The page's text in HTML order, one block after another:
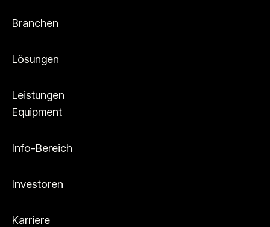
Branchen
Lösungen
Leistungen
Equipment
Info-Bereich
Investoren
Karriere